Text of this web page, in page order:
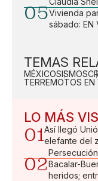
05Vivienda
sábado: EN
TEMAS
MÉXICOSISMOS
TERREMOTOS EN
LO MÁS
01Así llegó
elefante del
02Bacalar-
heridos;